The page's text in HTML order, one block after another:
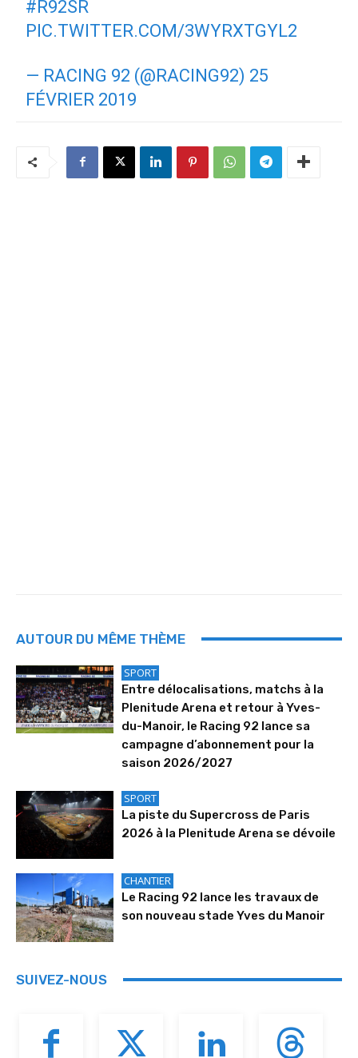
#R92SR
PIC.TWITTER.COM/3WYRXTGYL2
— RACING 92 (@RACING92) 25
FÉVRIER 2019
AUTOUR DU MÊME THÈME
SPORT
Entre délocalisations, matchs à la
Plenitude Arena et retour à Yves-
du-Manoir, le Racing 92 lance sa
campagne d’abonnement pour la
saison 2026/2027
SPORT
La piste du Supercross de Paris
2026 à la Plenitude Arena se dévoile
CHANTIER
Le Racing 92 lance les travaux de
son nouveau stade Yves du Manoir
SUIVEZ-NOUS